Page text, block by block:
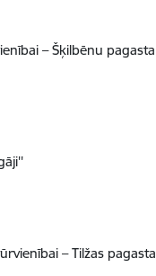
– Šķilbēnu pagasta
– Tilžas pagasta